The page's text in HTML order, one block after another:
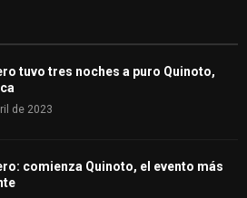
tuvo tres noches a puro Quinoto,
de 2023
comienza Quinoto, el evento más